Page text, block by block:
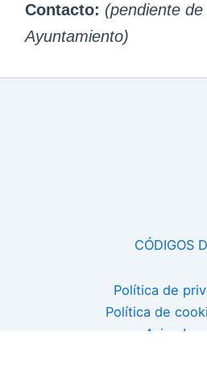
Contacto: (pendiente
Ayuntamiento)
CÓDIGOS
Política de
Política de
Aviso